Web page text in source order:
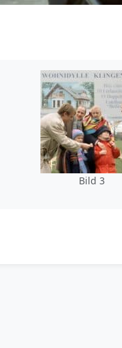
Bild 3